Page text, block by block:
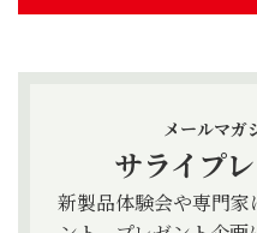
メールマガ
サライプ
新製品体験会や専門